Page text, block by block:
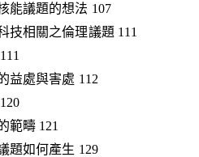
議題的想法 107
相關之倫理議題 111
處與害處 112
疇 121
如何產生 129